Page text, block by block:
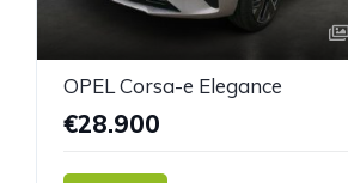
OPEL Corsa-e Elegance
€28.900